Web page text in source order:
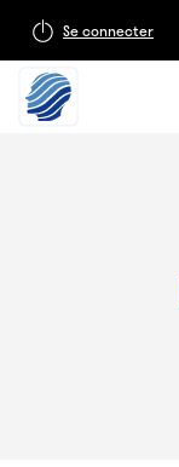
Se connecter